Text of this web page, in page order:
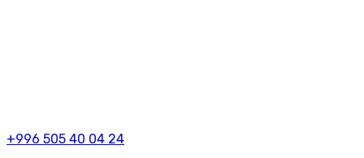
+996 505 40 04 24